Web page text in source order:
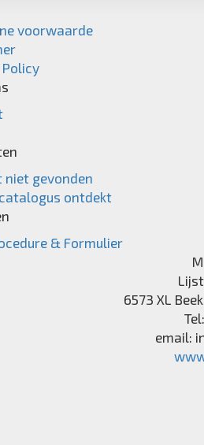
voorwaarde
niet gevonden
ontdekt
& Formulier
6573 XL
email: